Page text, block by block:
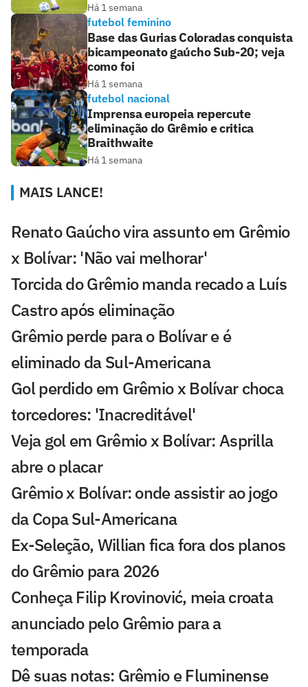
Há 1 semana
futebol feminino
Base das Gurias Coloradas conquista
bicampeonato gaúcho Sub-20; veja
como foi
Há 1 semana
futebol nacional
Imprensa europeia repercute
eliminação do Grêmio e critica
Braithwaite
Há 1 semana
MAIS LANCE!
Renato Gaúcho vira assunto em Grêmio
x Bolívar: 'Não vai melhorar'
Torcida do Grêmio manda recado a Luís
Castro após eliminação
Grêmio perde para o Bolívar e é
eliminado da Sul-Americana
Gol perdido em Grêmio x Bolívar choca
torcedores: 'Inacreditável'
Veja gol em Grêmio x Bolívar: Asprilla
abre o placar
Grêmio x Bolívar: onde assistir ao jogo
da Copa Sul-Americana
Ex-Seleção, Willian fica fora dos planos
do Grêmio para 2026
Conheça Filip Krovinović, meia croata
anunciado pelo Grêmio para a
temporada
Dê suas notas: Grêmio e Fluminense